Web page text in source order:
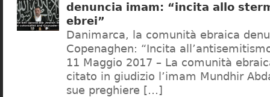
denuncia imam: “incita allo
ebrei”
Danimarca, la comunità ebraica
Copenaghen: “Incita
11 Maggio 2017 – La comunità
citato in giudizio l’imam Mundhir
sue preghiere […]